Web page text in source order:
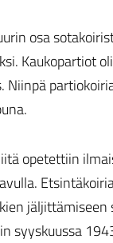
osa
Kaukopartiot
opetettiin
syyskuussa